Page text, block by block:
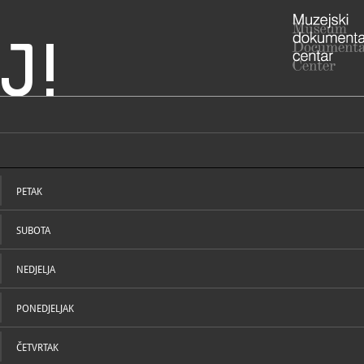
PETAK
SUBOTA
NEDJELJA
PONEDJELJAK
ČETVRTAK
- Meštrovićeve
- 1. svibnja
zatvoreno.